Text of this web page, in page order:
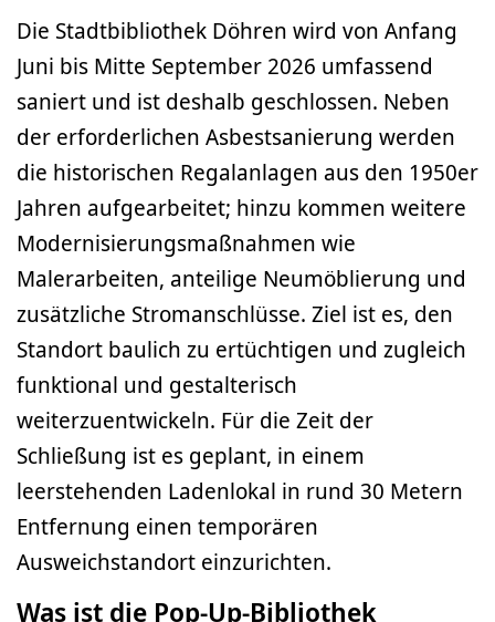
Die Stadtbibliothek Döhren wird von Anfang
Juni bis Mitte September 2026 umfassend
saniert und ist deshalb geschlossen. Neben
der erforderlichen Asbestsanierung werden
die historischen Regalanlagen aus den 1950er
Jahren aufgearbeitet; hinzu kommen weitere
Modernisierungsmaßnahmen wie
Malerarbeiten, anteilige Neumöblierung und
zusätzliche Stromanschlüsse. Ziel ist es, den
Standort baulich zu ertüchtigen und zugleich
funktional und gestalterisch
weiterzuentwickeln. Für die Zeit der
Schließung ist es geplant, in einem
leerstehenden Ladenlokal in rund 30 Metern
Entfernung einen temporären
Ausweichstandort einzurichten.
Was ist die Pop-Up-Bibliothek